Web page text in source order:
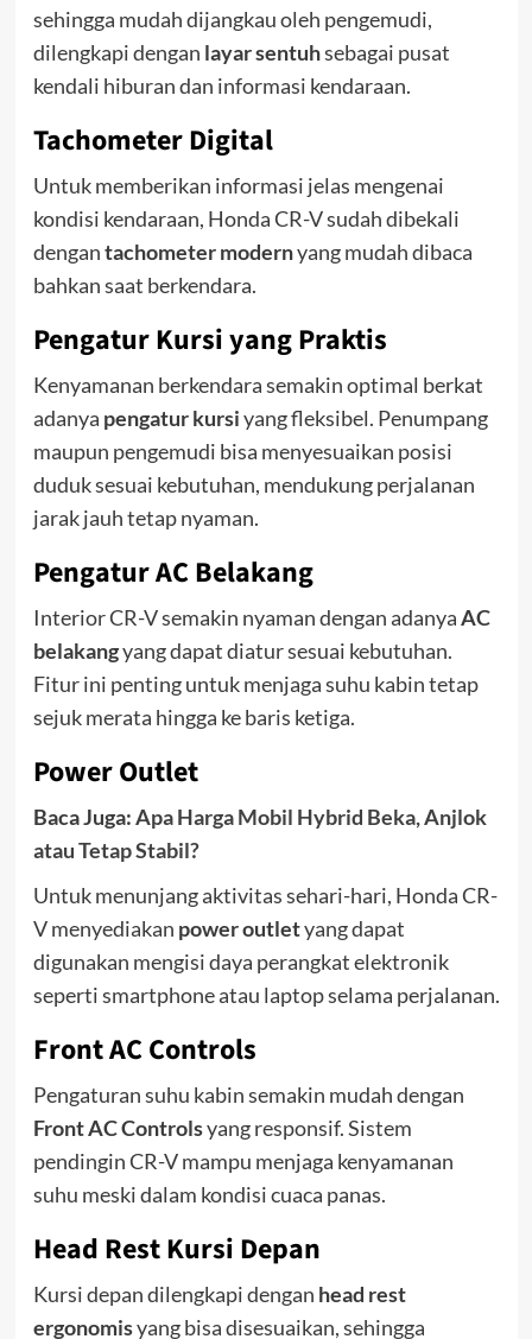
sehingga mudah dijangkau oleh pengemudi,
dilengkapi dengan layar sentuhsebagai pusat
kendali hiburan dan informasi kendaraan.
Tachometer Digital
Untuk memberikan informasi jelas mengenai
kondisi kendaraan, Honda CR-V sudah dibekali
dengantachometer modernyang mudah dibaca
bahkan saat berkendara.
Pengatur Kursi yang Praktis
Kenyamanan berkendara semakin optimal berkat
adanya pengatur kursiyang fleksibel. Penumpang
maupun pengemudi bisa menyesuaikan posisi
duduk sesuai kebutuhan, mendukung perjalanan
jarak jauh tetap nyaman.
Pengatur AC Belakang
Interior CR-V semakin nyaman dengan adanyaAC
belakangyang dapat diatur sesuai kebutuhan.
Fitur ini penting untuk menjaga suhu kabin tetap
sejuk merata hingga ke baris ketiga.
Power Outlet
Baca Juga:Apa Harga Mobil Hybrid Beka, Anjlok
atau Tetap Stabil?
Untuk menunjang aktivitas sehari-hari, Honda CR-
V menyediakan power outletyang dapat
digunakan mengisi daya perangkat elektronik
seperti smartphone atau laptop selama perjalanan.
Front AC Controls
Pengaturan suhu kabin semakin mudah dengan
Front AC Controlsyang responsif. Sistem
pendingin CR-V mampu menjaga kenyamanan
suhu meski dalam kondisi cuaca panas.
Head Rest Kursi Depan
Kursi depan dilengkapi dengan head rest
ergonomisyang bisa disesuaikan, sehingga